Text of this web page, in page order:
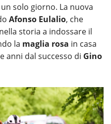
solo giorno. La nuova
Afonso Eulalio, che
storia a indossare il
la maglia rosa in casa
anni dal successo di Gino